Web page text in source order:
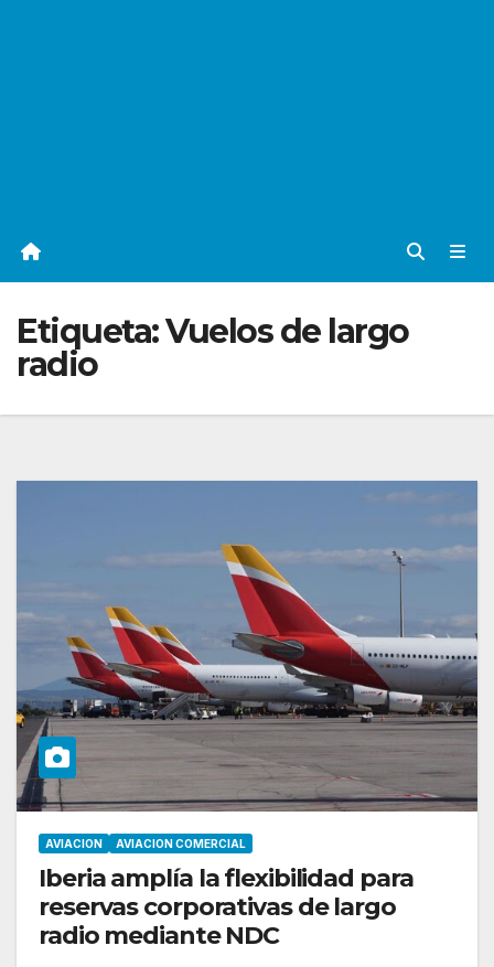
Etiqueta:Vuelos de largo
radio
AVIACION AVIACION COMERCIAL
Iberia amplía la flexibilidad para
reservas corporativas de largo
radio mediante NDC